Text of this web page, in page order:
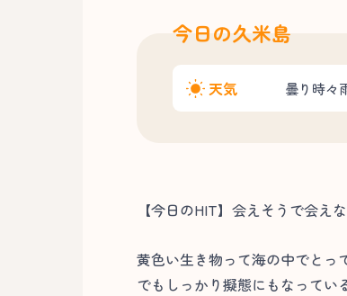
今日の久米島
天気 曇り時々
【今日のHIT】会えそうで会え
黄色い生き物って海の中でとっ
でもしっかり擬態にもなって